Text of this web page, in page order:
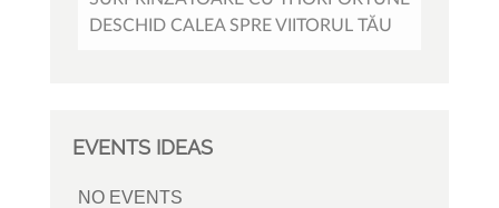
DESCHID CALEA SPRE VIITORUL TĂU
EVENTS IDEAS
NO EVENTS